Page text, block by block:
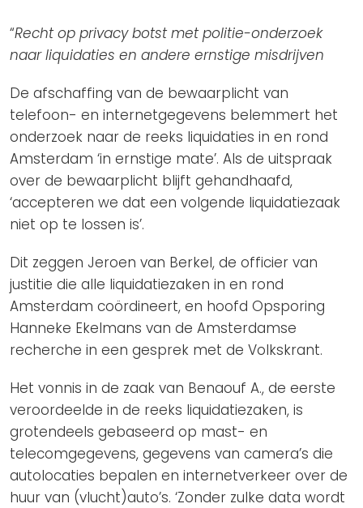
Privacybeleid
ANBI Status
Playlist
“Recht op privacy botst met politie-onderzoek
naar liquidaties en andere ernstige misdrijven
De afschaffing van de bewaarplicht van
telefoon- en internetgegevens belemmert het
onderzoek naar de reeks liquidaties in en rond
Amsterdam ‘in ernstige mate’. Als de uitspraak
over de bewaarplicht blijft gehandhaafd,
‘accepteren we dat een volgende liquidatiezaak
niet op te lossen is’.
Dit zeggen Jeroen van Berkel, de officier van
justitie die alle liquidatiezaken in en rond
Amsterdam coördineert, en hoofd Opsporing
Hanneke Ekelmans van de Amsterdamse
recherche in een gesprek met de Volkskrant.
Het vonnis in de zaak van Benaouf A., de eerste
veroordeelde in de reeks liquidatiezaken, is
grotendeels gebaseerd op mast- en
telecomgegevens, gegevens van camera’s die
autolocaties bepalen en internetverkeer over de
huur van (vlucht)auto’s. ‘Zonder zulke data wordt